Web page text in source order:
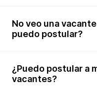
No veo una
puedo postular?
¿Puedo postular a
vacantes?